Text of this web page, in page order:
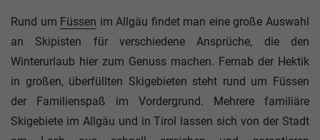
Rund um Füssen im Allgäu findet man eine große Auswahl
an Skipisten für verschiedene Ansprüche, die den
Winterurlaub hier zum Genuss machen. Fernab der Hektik
in großen, überfüllten Skigebieten steht rund um Füssen
der Familienspaß im Vordergrund. Mehrere familiäre
Skigebiete im Allgäu und in Tirol lassen sich von der Stadt